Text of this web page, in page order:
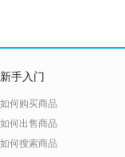
新手入门
如何购买商品
如何出售商品
如何搜索商品